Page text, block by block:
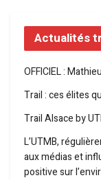
Actualités
OFFICIEL :
Trail : ces élites
Trail Alsace by
L’UTMB,
aux médias et
positive sur